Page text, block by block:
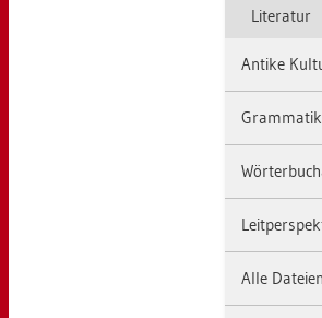
Li­te­ra­tur
An­ti­ke
Gram­ma­tik
Alle